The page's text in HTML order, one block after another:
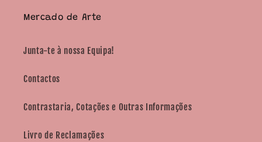
Mercado de Arte
Junta-te à nossa Equipa!
Contactos
Contrastaria, Cotações e Outras Informações
Livro de Reclamações